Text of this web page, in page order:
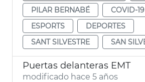
PILAR BERNABÉ
COVID-19
ESPORTS
DEPORTES
SANT SILVESTRE
SAN
Puertas delanteras EMT
modificado hace 5 años